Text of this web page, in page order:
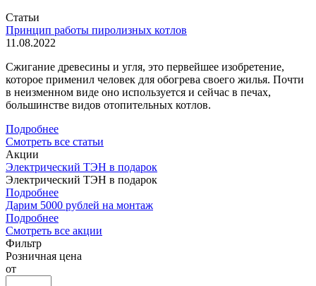
Статьи
Принцип работы пиролизных котлов
11.08.2022
Сжигание древесины и угля, это первейшее изобретение,
которое применил человек для обогрева своего жилья. Почти
в неизменном виде оно используется и сейчас в печах,
большинстве видов отопительных котлов.
Подробнее
Смотреть все статьи
Акции
Электрический ТЭН в подарок
Электрический ТЭН в подарок
Подробнее
Дарим 5000 рублей на монтаж
Подробнее
Смотреть все акции
Фильтр
Розничная цена
от